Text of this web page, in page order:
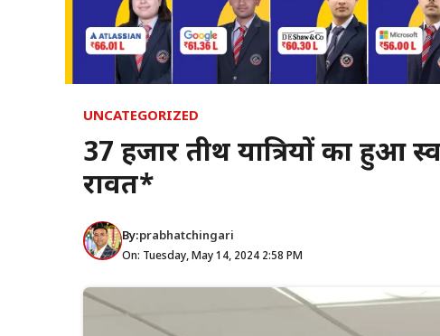
UNCATEGORIZED
37 हजार तीर्थ यात्रियों का हुआ
रावत*
By:prabhatchingari
On: Tuesday, May 14, 2024 2:58 PM